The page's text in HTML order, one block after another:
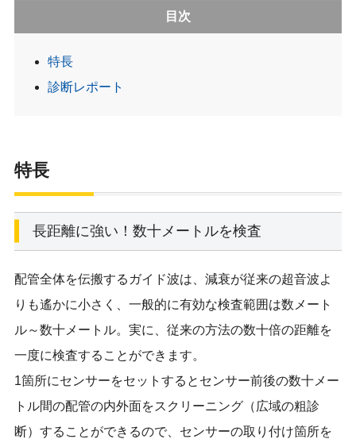
目次
特長
診断レポート
特長
長距離に強い！数十メートルを検査
配管全体を伝搬するガイド波は、減衰が従来の超音波よ
りも遙かに小さく、一般的に有効な検査範囲は数メート
ル～数十メートル。実に、従来の方法の数十倍の距離を
一度に検査することができます。
1箇所にセンサーをセットするとセンサー前後の数十メー
トル間の配管の内外面をスクリーニング（広域の粗診
断）することができるので、センサーの取り付け箇所を